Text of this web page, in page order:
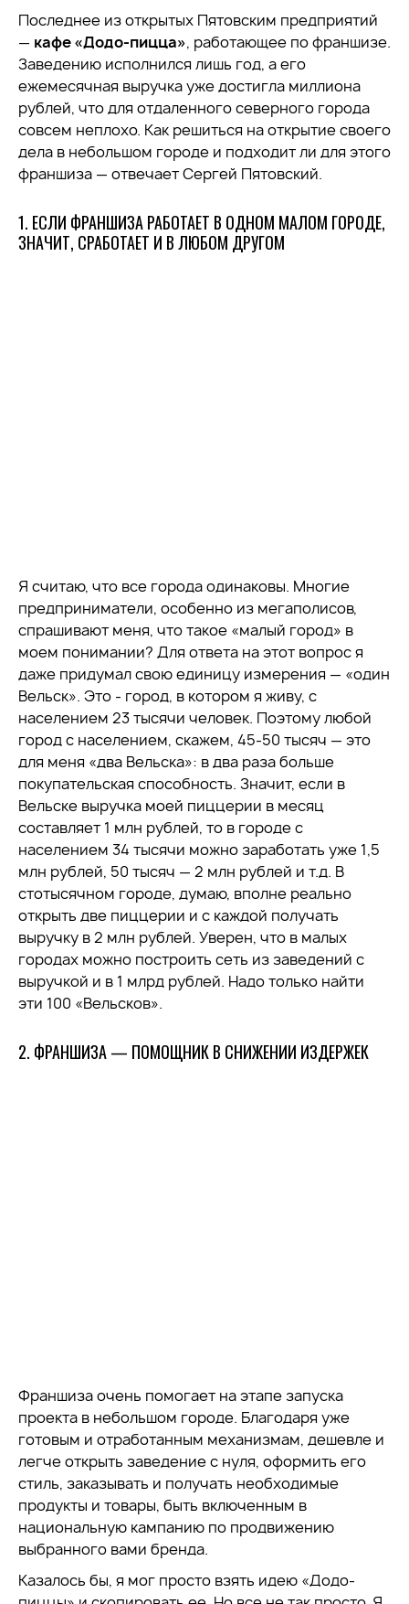
Последнее из открытых Пятовским предприятий
— кафе «Додо-пицца», работающее по франшизе.
Заведению исполнился лишь год, а его
ежемесячная выручка уже достигла миллиона
рублей, что для отдаленного северного города
совсем неплохо. Как решиться на открытие своего
дела в небольшом городе и подходит ли для этого
франшиза — отвечает Сергей Пятовский.
1. ЕСЛИ ФРАНШИЗА РАБОТАЕТ В ОДНОМ МАЛОМ ГОРОДЕ,
ЗНАЧИТ, СРАБОТАЕТ И В ЛЮБОМ ДРУГОМ
Я считаю, что все города одинаковы. Многие
предприниматели, особенно из мегаполисов,
спрашивают меня, что такое «малый город» в
моем понимании? Для ответа на этот вопрос я
даже придумал свою единицу измерения — «один
Вельск». Это - город, в котором я живу, с
населением 23 тысячи человек. Поэтому любой
город с населением, скажем, 45-50 тысяч — это
для меня «два Вельска»: в два раза больше
покупательская способность. Значит, если в
Вельске выручка моей пиццерии в месяц
составляет 1 млн рублей, то в городе с
населением 34 тысячи можно заработать уже 1,5
млн рублей, 50 тысяч — 2 млн рублей и т.д. В
стотысячном городе, думаю, вполне реально
открыть две пиццерии и с каждой получать
выручку в 2 млн рублей. Уверен, что в малых
городах можно построить сеть из заведений с
выручкой и в 1 млрд рублей. Надо только найти
эти 100 «Вельсков».
2. ФРАНШИЗА — ПОМОЩНИК В СНИЖЕНИИ ИЗДЕРЖЕК
Франшиза очень помогает на этапе запуска
проекта в небольшом городе. Благодаря уже
готовым и отработанным механизмам, дешевле и
легче открыть заведение с нуля, оформить его
стиль, заказывать и получать необходимые
продукты и товары, быть включенным в
национальную кампанию по продвижению
выбранного вами бренда.
Казалось бы, я мог просто взять идею «Додо-